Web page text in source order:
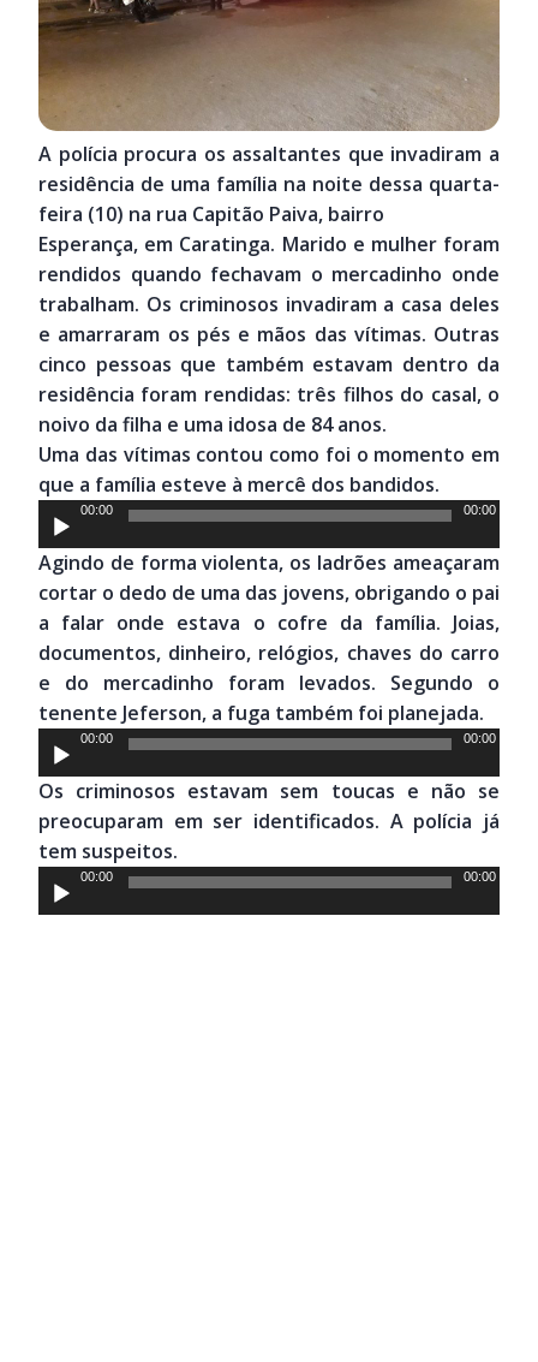
A polícia procura os assaltantes que invadiram a
residência de uma família na noite dessa quarta-
feira (10) na rua Capitão Paiva, bairro
Esperança, em Caratinga. Marido e mulher foram
rendidos quando fechavam o mercadinho onde
trabalham. Os criminosos invadiram a casa deles
e amarraram os pés e mãos das vítimas. Outras
cinco pessoas que também estavam dentro da
residência foram rendidas: três filhos do casal, o
noivo da filha e uma idosa de 84 anos.
Uma das vítimas contou como foi o momento em
que a família esteve à mercê dos bandidos.
Tocador
de
áudio
00:00 00:00
Agindo de forma violenta, os ladrões ameaçaram
cortar o dedo de uma das jovens, obrigando o pai
a falar onde estava o cofre da família. Joias,
documentos, dinheiro, relógios, chaves do carro
e do mercadinho foram levados. Segundo o
tenente Jeferson, a fuga também foi planejada.
Tocador
de
áudio
00:00 00:00
Os criminosos estavam sem toucas e não se
preocuparam em ser identificados. A polícia já
tem suspeitos.
Tocador
de
00:00 00:00